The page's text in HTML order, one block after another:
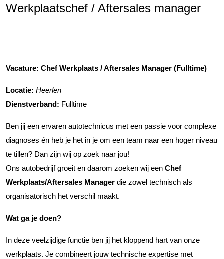
Werkplaatschef / Aftersales manager
Vacature: Chef Werkplaats / Aftersales Manager (Fulltime)
Locatie: Heerlen
Dienstverband: Fulltime
Ben jij een ervaren autotechnicus met een passie voor complexe
diagnoses én heb je het in je om een team naar een hoger niveau
te tillen? Dan zijn wij op zoek naar jou!
Ons autobedrijf groeit en daarom zoeken wij een Chef
Werkplaats/Aftersales Manager die zowel technisch als
organisatorisch het verschil maakt.
Wat ga je doen?
In deze veelzijdige functie ben jij het kloppend hart van onze
werkplaats. Je combineert jouw technische expertise met